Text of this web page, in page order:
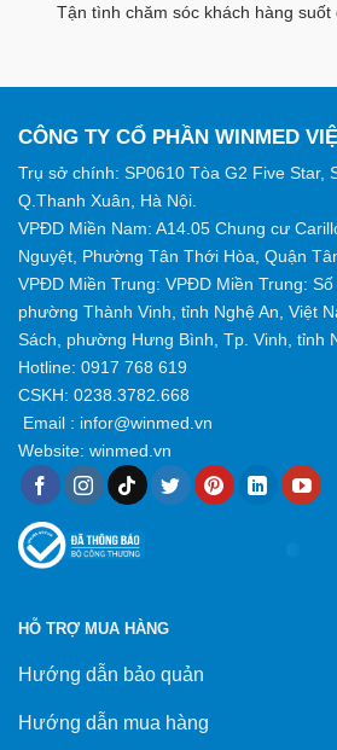
Tận tình chăm sóc khách hàng
CÔNG TY CỔ PHẦN WINMED
Trụ sở chính: SP0610 Tòa G2 Five Star,
Q.Thanh Xuân, Hà Nội.
VPĐD Miền Nam: A14.05 Chung cư
Nguyệt, Phường Tân Thới Hòa, Quận
VPĐD Miền Trung: VPĐD Miền Trung:
phường Thành Vinh, tỉnh Nghệ An, Việt
Sách, phường Hưng Bình, Tp. Vinh, tỉnh
Hotline: 0917 768 619
CSKH: 0238.3782.668
Email : infor@winmed.vn
Website: winmed.vn
HỖ TRỢ MUA HÀNG
Hướng dẫn bảo quản
Hướng dẫn mua hàng